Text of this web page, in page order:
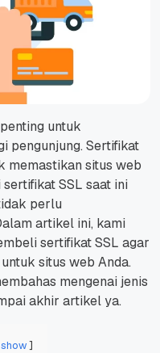
untuk
pengunjung. Sertifikat
memastikan situs web
SSL saat ini
perlu
artikel ini, kami
sertifikat SSL agar
situs web Anda.
mengenai jenis
akhir artikel ya.
show